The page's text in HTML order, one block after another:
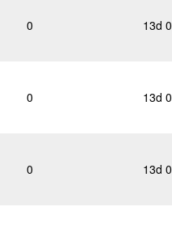
0 13d
0 13d
0 13d